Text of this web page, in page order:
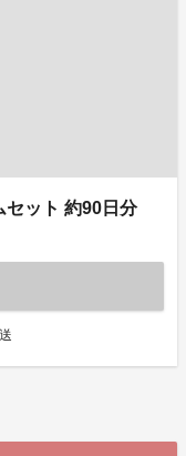
セット 約90日分